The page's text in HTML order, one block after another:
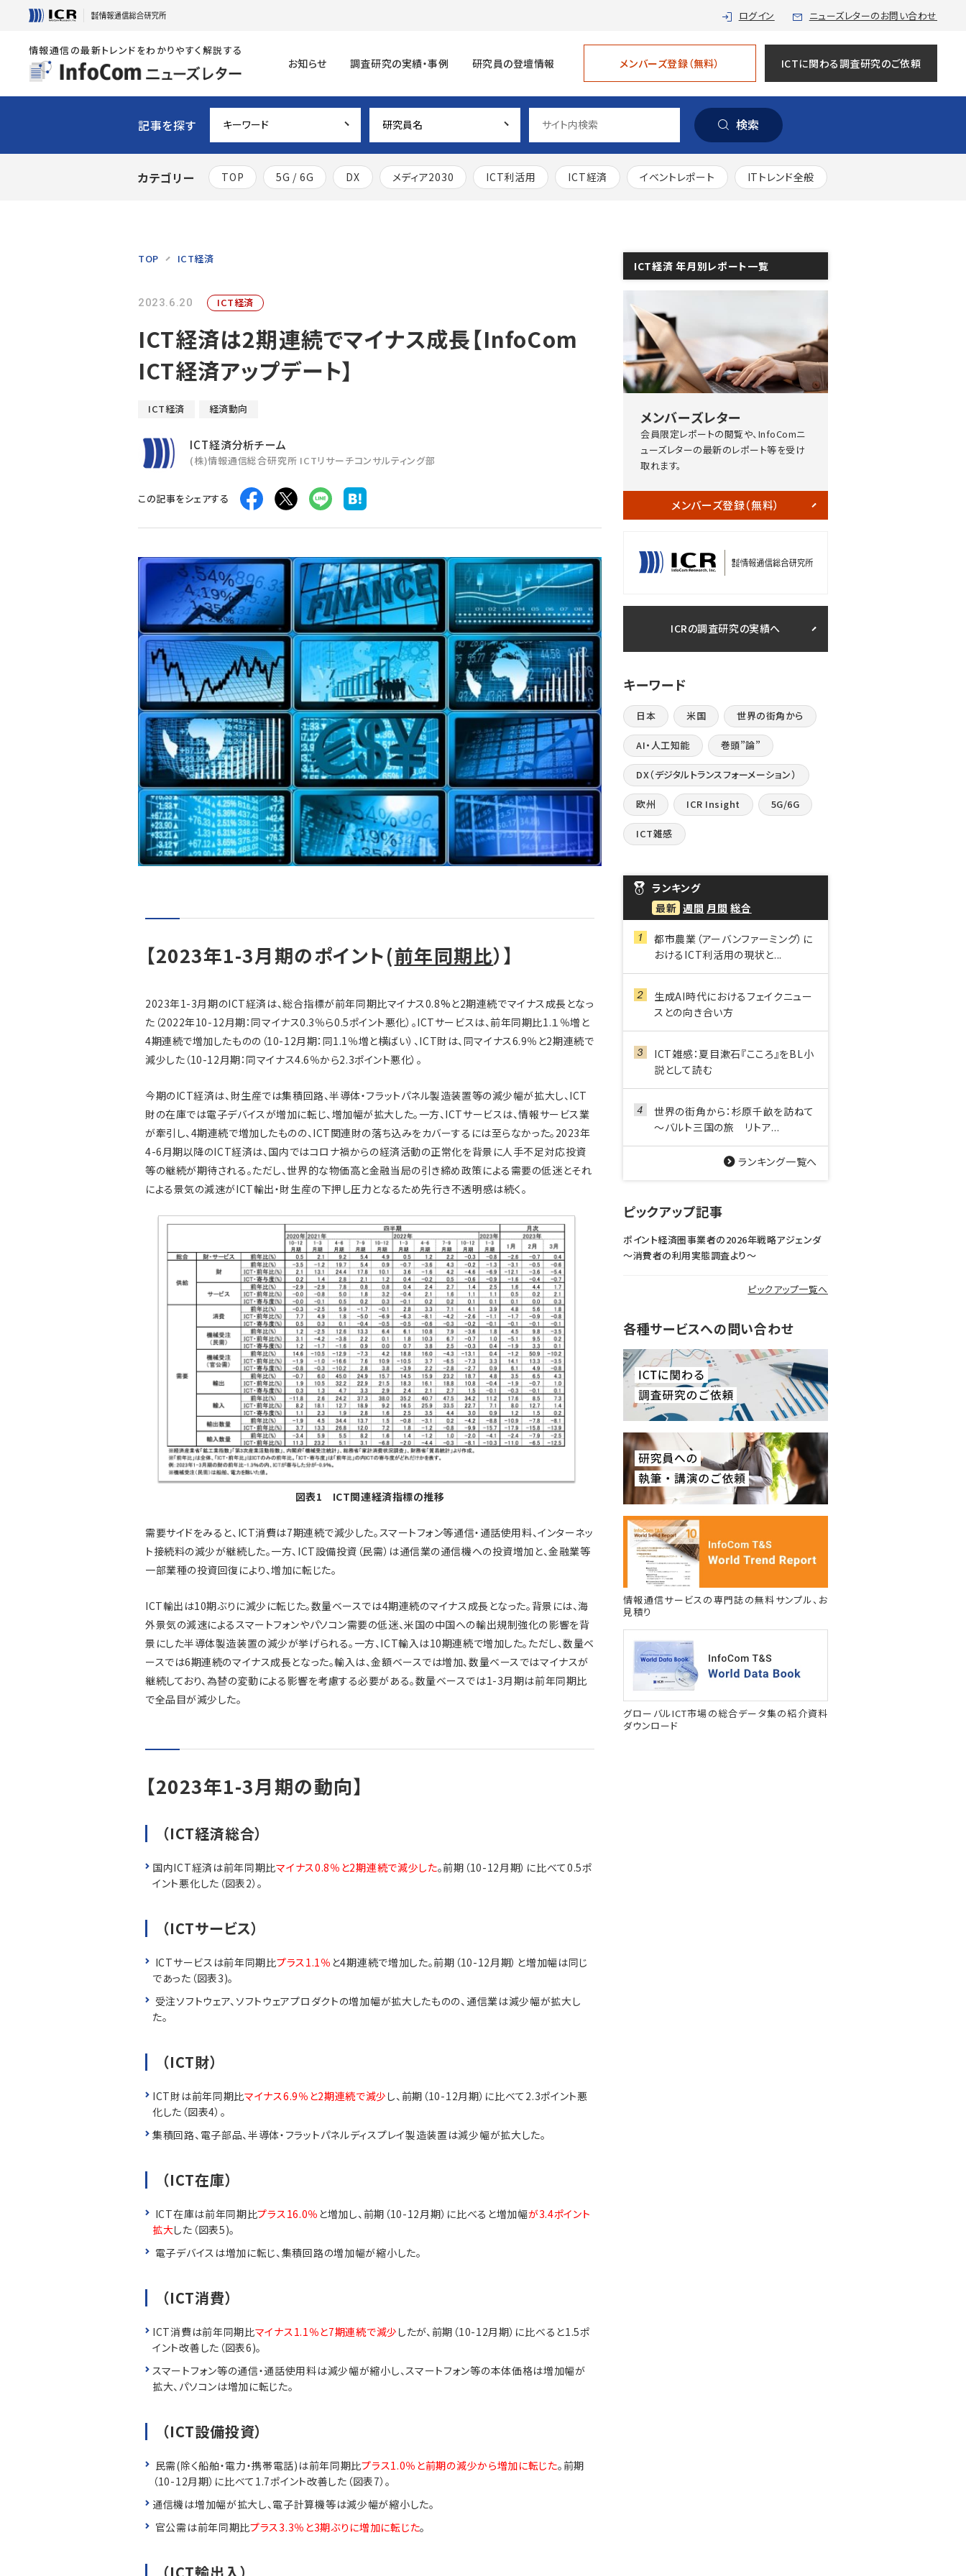
ログイン ニューズレターのお問い合わせ
情報通信の最新トレンドをわかりやすく解説する
お知らせ 調査研究の実績・事例 研究員の登壇情報 メンバーズ登録（無料） ICTに関わる調査研究のご依頼
記事を探す 検索
カテゴリー TOP 5G / 6G DX メディア2030 ICT利活用 ICT経済 イベントレポート ITトレンド全般
TOP ICT経済
2023.6.20 ICT経済
ICT経済は2期連続でマイナス成長【InfoCom
ICT経済アップデート】
ICT経済 経済動向
ICT経済分析チーム
(株)情報通信総合研究所 ICTリサーチコンサルティング部
この記事をシェアする
【2023年1-3月期のポイント(前年同期比）】
2023年1-3月期のICT経済は、総合指標が前年同期比マイナス0.8%と2期連続でマイナス成長となっ
た（2022年10-12月期：同マイナス0.3％ら0.5ポイント悪化）。ICTサービスは、前年同期比1.１％増と
4期連続で増加したものの（10-12月期：同1.1％増と横ばい）、ICT財は、同マイナス6.9％と2期連続で
減少した（10-12月期：同マイナス4.6％から2.3ポイント悪化）。
今期のICT経済は、財生産では集積回路、半導体・フラットパネル製造装置等の減少幅が拡大し、ICT
財の在庫では電子デバイスが増加に転じ、増加幅が拡大した。一方、ICTサービスは、情報サービス業
が牽引し、4期連続で増加したものの、ICT関連財の落ち込みをカバーするには至らなかった。2023年
4-6月期以降のICT経済は、国内ではコロナ禍からの経済活動の正常化を背景に人手不足対応投資
等の継続が期待される。ただし、世界的な物価高と金融当局の引き締め政策による需要の低迷とそれ
による景気の減速がICT輸出・財生産の下押し圧力となるため先行き不透明感は続く。
図表1 ICT関連経済指標の推移
需要サイドをみると、ICT消費は7期連続で減少した。スマートフォン等通信・通話使用料、インターネッ
ト接続料の減少が継続した。一方、ICT設備投資（民需）は通信業の通信機への投資増加と、金融業等
一部業種の投資回復により、増加に転じた。
ICT輸出は10期ぶりに減少に転じた。数量ベースでは4期連続のマイナス成長となった。背景には、海
外景気の減速によるスマートフォンやパソコン需要の低迷、米国の中国への輸出規制強化の影響を背
景にした半導体製造装置の減少が挙げられる。一方、ICT輸入は10期連続で増加した。ただし、数量ベ
ースでは6期連続のマイナス成長となった。輸入は、金額ベースでは増加、数量ベースではマイナスが
継続しており、為替の変動による影響を考慮する必要がある。数量ベースでは1-3月期は前年同期比
で全品目が減少した。
【2023年1-3月期の動向】
（ICT経済総合）
国内ICT経済は前年同期比マイナス0.8％と2期連続で減少した。前期（10-12月期）に比べて0.5ポ
イント悪化した（図表2）。
（ICTサービス）
ICTサービスは前年同期比プラス1.1％ と4期連続で増加した。前期（10-12月期）と増加幅は同じ
であった（図表3)。
受注ソフトウェア、ソフトウェアプロダクトの増加幅が拡大したものの、通信業は減少幅が拡大し
た。
（ICT財）
ICT財は前年同期比マイナス6.9％と2期連続で減少 し、前期（10-12月期）に比べて2.3ポイント悪
化した（図表4）。
集積回路、電子部品、半導体・フラットパネルディスプレイ製造装置は減少幅が拡大した。
（ICT在庫）
ICT在庫は前年同期比プラス16.0％ と増加し、前期（10-12月期）に比べると増加幅が3.4ポイント
拡大した（図表5)。
電子デバイスは増加に転じ、集積回路の増加幅が縮小した。
（ICT消費）
ICT消費は前年同期比マイナス1.1％と7期連続で減少 したが、前期（10-12月期）に比べると1.5ポ
イント改善した（図表6)。
スマートフォン等の通信・通話使用料は減少幅が縮小し、スマートフォン等の本体価格は増加幅が
拡大、パソコンは増加に転じた。
（ICT設備投資）
民需(除く船舶・電力・携帯電話)は前年同期比プラス1.0％と前期の減少から増加に転じた。前期
（10-12月期）に比べて1.7ポイント改善した（図表7）。
通信機は増加幅が拡大し、電子計算機等は減少幅が縮小した。
官公需は前年同期比プラス3.3％と3期ぶりに増加に転じた。
ICT経済 年月別レポート一覧
メンバーズレター
会員限定レポートの閲覧や、InfoComニ
ューズレターの最新のレポート等を受け
取れます。
メンバーズ登録（無料）
ICRの調査研究の実績へ
キーワード
日本 米国 世界の街角から
AI・人工知能 巻頭”論”
DX（デジタルトランスフォーメーション）
欧州 ICR Insight 5G/6G
ICT雑感
ランキング
最新 週間 月間 総合
都市農業（アーバンファーミング）に
おけるICT利活用の現状と...
生成AI時代におけるフェイクニュー
スとの向き合い方
ICT雑感：夏目漱石『こころ』をBL小
説として読む
世界の街角から：杉原千畝を訪ねて
～バルト三国の旅 リトア...
ランキング一覧へ
ピックアップ記事
ポイント経済圏事業者の2026年戦略アジェンダ
〜消費者の利用実態調査より〜
ピックアップ一覧へ
各種サービスへの問い合わせ
情報通信サービスの専門誌の無料サンプル、お
見積り
グローバルICT市場の総合データ集の紹介資料
ダウンロード